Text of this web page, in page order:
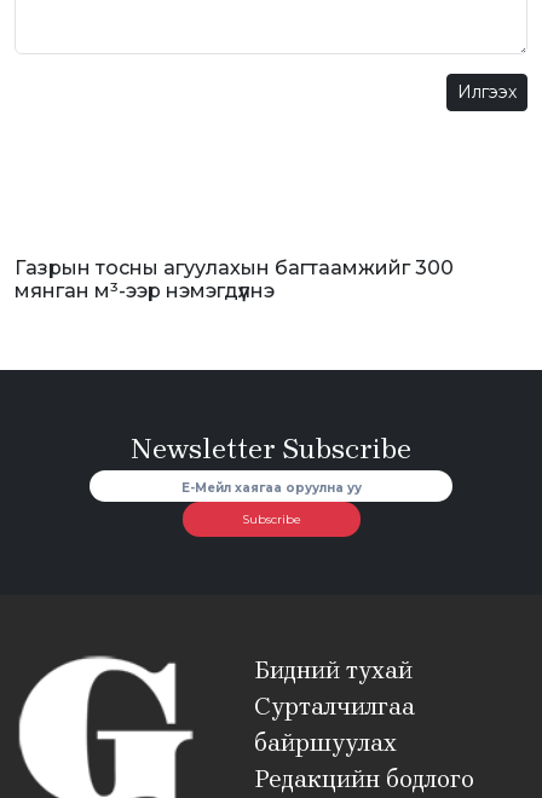
Илгээх
Газрын тосны агуулахын багтаамжийг 300
мянган м³-ээр нэмэгдүүлнэ
Newsletter Subscribe
Subscribe
Бидний тухай
Сурталчилгаа
байршуулах
Редакцийн бодлого